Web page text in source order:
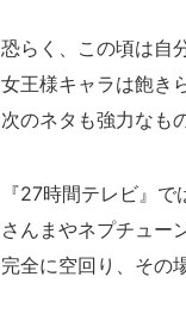
恐らく、この頃は自
女王様キャラは飽き
次のネタも強力なも
『27時間テレビ』
さんまやネプチュー
完全に空回り、その